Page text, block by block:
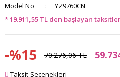
Model No
YZ9760CN
* 19.911,55 TL den başlayan
-%15 70.276,06 TL
Taksit Seçenekleri